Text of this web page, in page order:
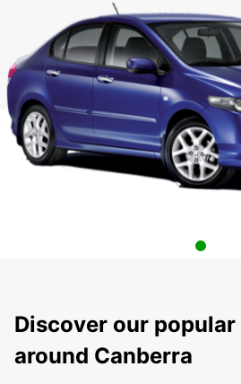
Discover our
around Canberra